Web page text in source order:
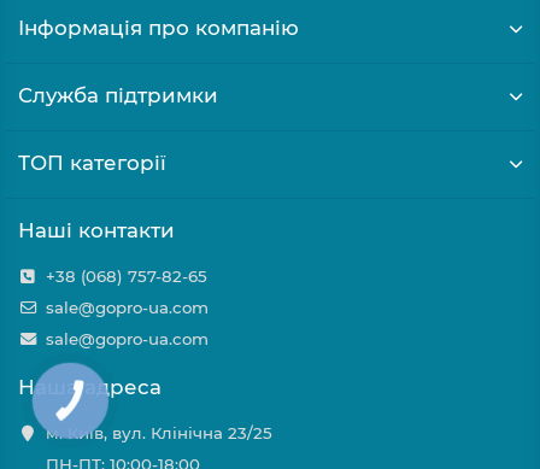
Інформація про компанію
Служба підтримки
ТОП категорії
Наші контакти
+38 (068) 757-82-65
sale@gopro-ua.com
sale@gopro-ua.com
Наша адреса
м. Київ, вул. Клінічна 23/25
ПН-ПТ: 10:00-18:00